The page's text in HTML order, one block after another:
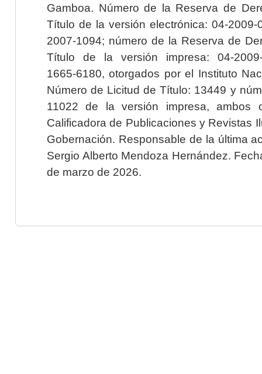
Gamboa. Número de la Reserva de
Título de la versión electrónica: 04-2009-
2007-1094; número de la Reserva de
Título de la versión impresa: 04-2009-
1665-6180, otorgados por el Instituto
Número de Licitud de Título: 13449 y
11022 de la versión impresa, ambos
Calificadora de Publicaciones y Revistas
Gobernación. Responsable de la última
Sergio Alberto Mendoza Hernández.
de marzo de 2026.